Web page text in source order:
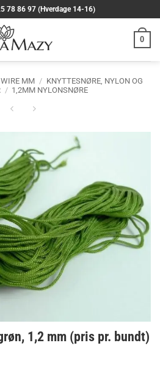
78 86 97 (Hverdage 14-16)
0
MM / KNYTTESNØRE, NYLON OG
/ 1,2MM NYLONSNØRE
1,2 mm (pris pr. bundt)